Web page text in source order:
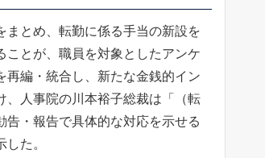
とめ、転勤に係る手当の新設を
とが、職員を対象としたアンケ
再編・統合し、新たな金銭的イン
、人事院の川本裕子総裁は「（転
・報告で具体的な対応を示せる
た。